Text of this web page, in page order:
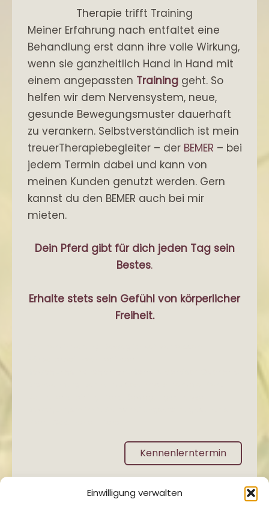
Einwilligung verwalten
Therapie trifft Training
Meiner Erfahrung nach entfaltet eine
Behandlung erst dann ihre volle Wirkung,
wenn sie ganzheitlich Hand in Hand mit
einem angepassten Traininggeht. So
helfen wir dem Nervensystem, neue,
gesunde Bewegungsmuster dauerhaft
zu verankern. Selbstverständlich ist mein
treuerTherapiebegleiter – der BEMER – bei
jedem Termin dabei und kann von
meinen Kunden genutzt werden. Gern
kannst du den BEMER auch bei mir
mieten.
Dein Pferd gibt für dich jeden Tag sein
Bestes.
Erhalte stets sein Gefühl von körperlicher
Freiheit.
Kennenlerntermin